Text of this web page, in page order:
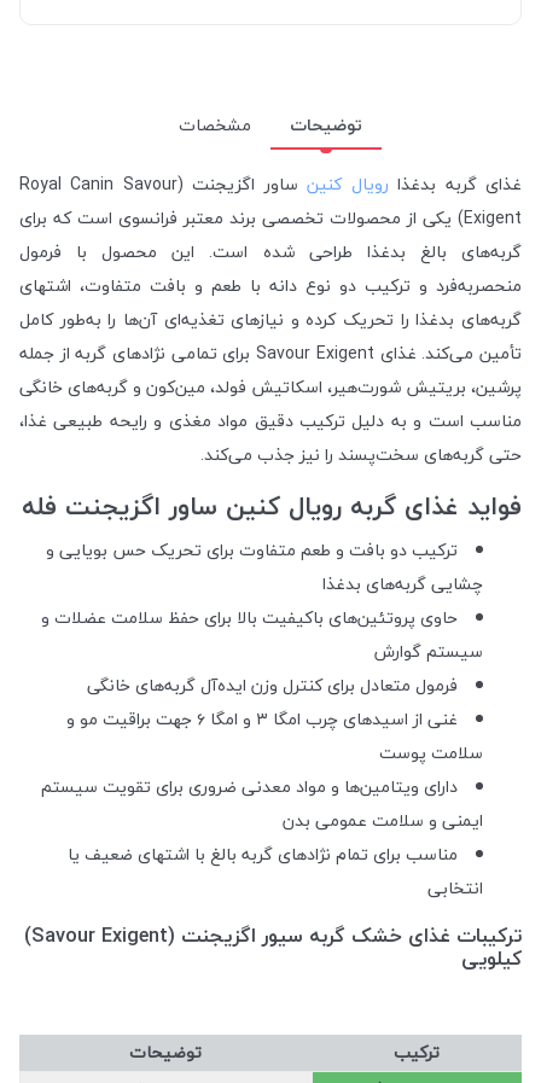
توضیحات
مشخصات
غذای گربه بدغذا رویال کنین
ساور اگزیجنت (Royal Canin Savour
Exigent) یکی از محصولات تخصصی برند معتبر فرانسوی است که برای
گربه‌های بالغ بدغذا طراحی شده است. این محصول با فرمول
منحصربه‌فرد و ترکیب دو نوع دانه با طعم و بافت متفاوت، اشتهای
گربه‌های بدغذا را تحریک کرده و نیازهای تغذیه‌ای آن‌ها را به‌طور کامل
تأمین می‌کند. غذای Savour Exigent برای تمامی نژادهای گربه از جمله
پرشین، بریتیش شورت‌هیر، اسکاتیش فولد، مین‌کون و گربه‌های خانگی
مناسب است و به دلیل ترکیب دقیق مواد مغذی و رایحه طبیعی غذا،
حتی گربه‌های سخت‌پسند را نیز جذب می‌کند.
فواید غذای گربه رویال کنین ساور اگزیجنت فله
ترکیب دو بافت و طعم متفاوت برای تحریک حس بویایی و
چشایی گربه‌های بدغذا
حاوی پروتئین‌های باکیفیت بالا برای حفظ سلامت عضلات و
سیستم گوارش
فرمول متعادل برای کنترل وزن ایده‌آل گربه‌های خانگی
غنی از اسیدهای چرب امگا ۳ و امگا ۶ جهت براقیت مو و
سلامت پوست
دارای ویتامین‌ها و مواد معدنی ضروری برای تقویت سیستم
ایمنی و سلامت عمومی بدن
مناسب برای تمام نژادهای گربه بالغ با اشتهای ضعیف یا
انتخابی
ترکیبات غذای خشک گربه سیور اگزیجنت (Savour Exigent)
کیلویی
ترکیب
توضیحات